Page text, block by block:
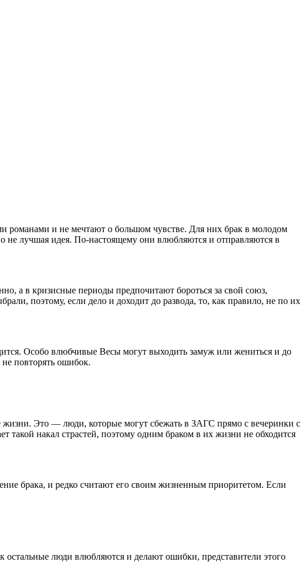
романами и не мечтают о большом чувстве. Для них брак в молодом
не лучшая идея. По-настоящему они влюбляются и отправляются в
а в кризисные периоды предпочитают бороться за свой союз,
поэтому, если дело и доходит до развода, то, как правило, не по их
Особо влюбчивые Весы могут выходить замуж или жениться и до
повторять ошибок.
жизни. Это — люди, которые могут сбежать в ЗАГС прямо с вечеринки с
накал страстей, поэтому одним браком в их жизни не обходится
брака, и редко считают его своим жизненным приоритетом. Если
остальные люди влюбляются и делают ошибки, представители этого